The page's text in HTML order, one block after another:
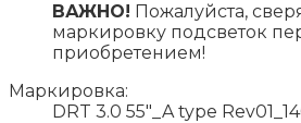
ВАЖНО! Пожалуйста,
маркировку подсветок
приобретением!
Маркировка:
DRT 3.0 55"_A type